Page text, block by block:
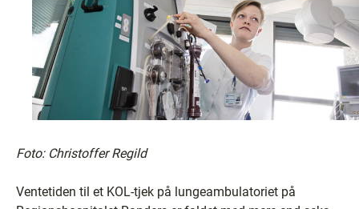
Foto: Christoffer Regild
Ventetiden til et KOL-tjek på lungeambulatoriet på